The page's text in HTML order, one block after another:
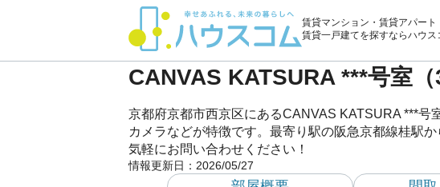
賃貸マンション・賃貸アパート
賃貸一戸建てを探すならハウス
CANVAS KATSURA ***号室
京都府京都市西京区にあるCANVAS KATSURA ***
カメラなどが特徴です。最寄り駅の阪急京都線桂駅
気軽にお問い合わせください！
情報更新日： 2026/05/27